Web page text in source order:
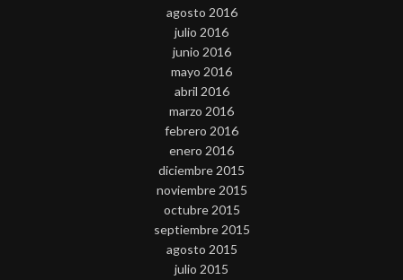
agosto 2016
julio 2016
junio 2016
mayo 2016
abril 2016
marzo 2016
febrero 2016
enero 2016
diciembre 2015
noviembre 2015
octubre 2015
septiembre 2015
agosto 2015
julio 2015